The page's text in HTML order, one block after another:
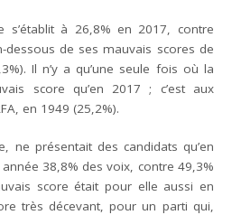
s’établit à 26,8% en 2017, contre
dessous de ses mauvais scores de
Il n’y a qu’une seule fois où la
score qu’en 2017 ; c’est aux
en 1949 (25,2%).
ne présentait des candidats qu’en
38,8% des voix, contre 49,3%
score était pour elle aussi en
très décevant, pour un parti qui,